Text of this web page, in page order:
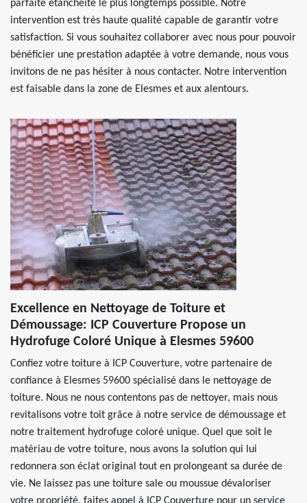
parfaite étanchéité le plus longtemps possible. Notre
intervention est très haute qualité capable de garantir votre
satisfaction. Si vous souhaitez collaborer avec nous pour pouvoir
bénéficier une prestation adaptée à votre demande, nous vous
invitons de ne pas hésiter à nous contacter. Notre intervention
est faisable dans la zone de Elesmes et aux alentours.
Excellence en Nettoyage de Toiture et
Démoussage: ICP Couverture Propose un
Hydrofuge Coloré Unique à Elesmes 59600
Confiez votre toiture à ICP Couverture, votre partenaire de
confiance à Elesmes 59600 spécialisé dans le nettoyage de
toiture. Nous ne nous contentons pas de nettoyer, mais nous
revitalisons votre toit grâce à notre service de démoussage et
notre traitement hydrofuge coloré unique. Quel que soit le
matériau de votre toiture, nous avons la solution qui lui
redonnera son éclat original tout en prolongeant sa durée de
vie. Ne laissez pas une toiture sale ou moussue dévaloriser